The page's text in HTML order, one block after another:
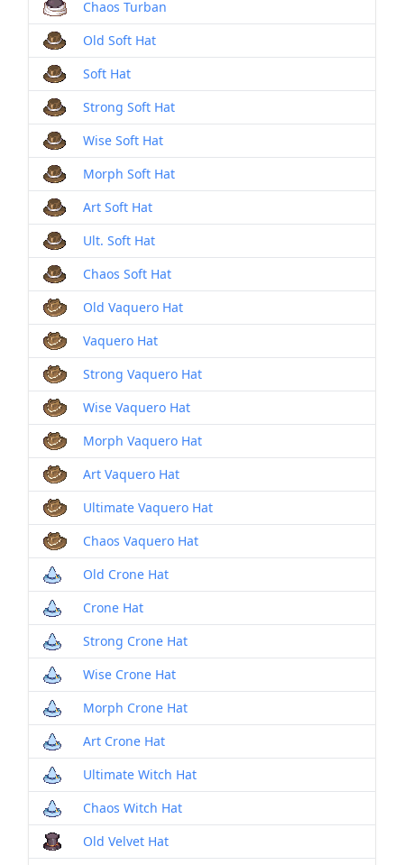
Chaos Turban
Old Soft Hat
Soft Hat
Strong Soft Hat
Wise Soft Hat
Morph Soft Hat
Art Soft Hat
Ult. Soft Hat
Chaos Soft Hat
Old Vaquero Hat
Vaquero Hat
Strong Vaquero Hat
Wise Vaquero Hat
Morph Vaquero Hat
Art Vaquero Hat
Ultimate Vaquero Hat
Chaos Vaquero Hat
Old Crone Hat
Crone Hat
Strong Crone Hat
Wise Crone Hat
Morph Crone Hat
Art Crone Hat
Ultimate Witch Hat
Chaos Witch Hat
Old Velvet Hat